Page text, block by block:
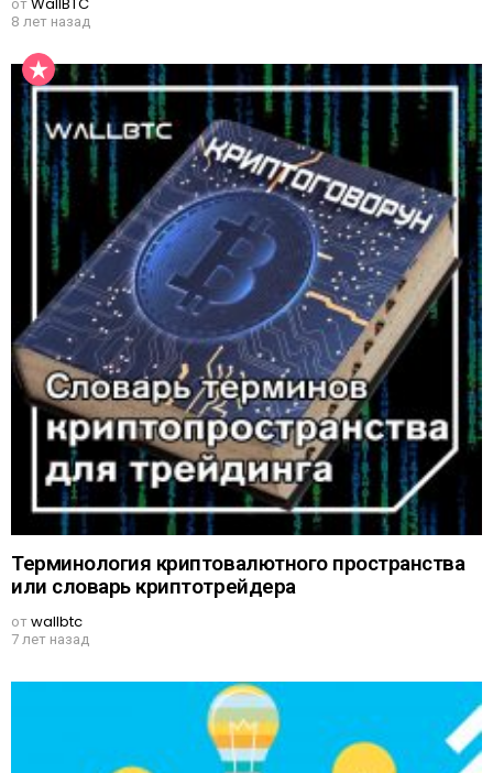
8 лет назад
Терминология криптовалютного пространства
или словарь криптотрейдера
отwallbtc
7 лет назад